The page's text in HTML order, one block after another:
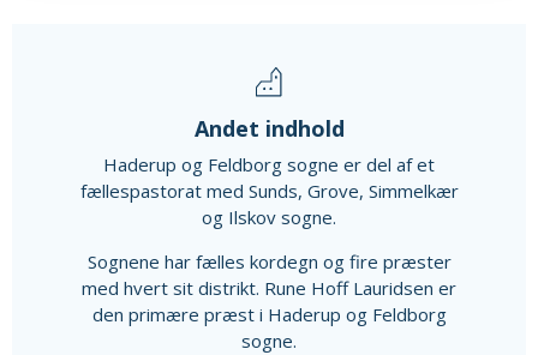
Andet indhold
Haderup og Feldborg sogne er del af et
fællespastorat med Sunds, Grove, Simmelkær
og Ilskov sogne.
Sognene har fælles kordegn og fire præster
med hvert sit distrikt. Rune Hoff Lauridsen er
den primære præst i Haderup og Feldborg
sogne.